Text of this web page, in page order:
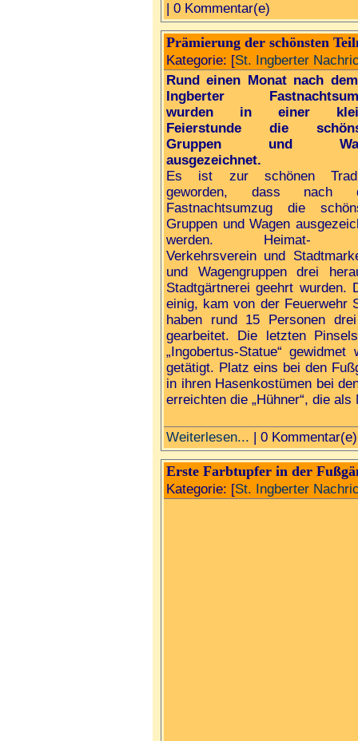
| 0 Kommentar(e)
Prämierung der schönsten
Kategorie: [St. Ingberter
Rund einen Monat nach
Ingberter
wurden in einer
Feierstunde die
Gruppen und
ausgezeichnet.
Es ist zur schönen
geworden, dass nach
Fastnachtsumzug die
Gruppen und Wagen
werden. Heimat-
Verkehrsverein und
und Wagengruppen drei
Stadtgärtnerei geehrt wurden.
einig, kam von der Feuerwehr
haben rund 15 Personen
gearbeitet. Die letzten
„Ingobertus-Statue“
getätigt. Platz eins bei den
in ihren Hasenkostümen bei
erreichten die „Hühner“, die
Weiterlesen... | 0 Kommentar(e)
Erste Farbtupfer in der
Kategorie: [St. Ingberter